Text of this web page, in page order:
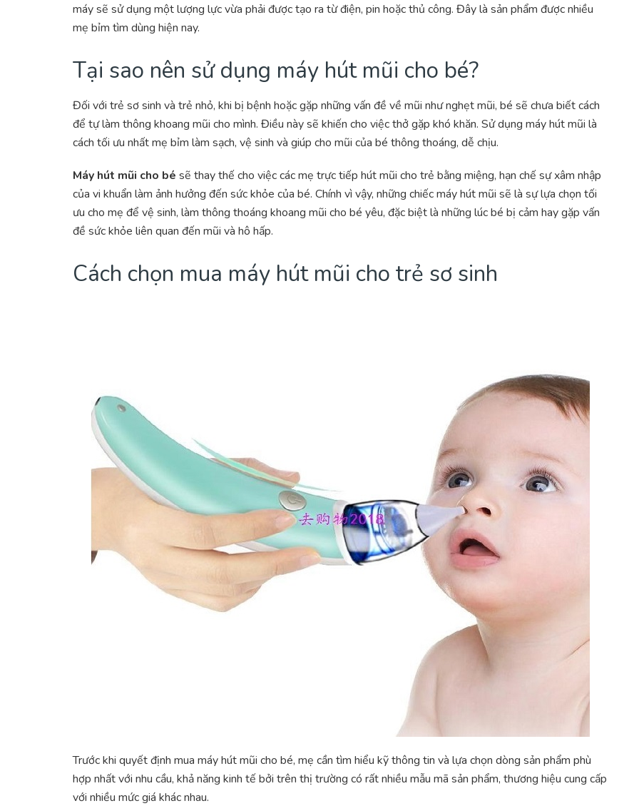
máy sẽ sử dụng một lượng lực vừa phải được tạo ra từ điện, pin hoặc thủ công. Đây là sản phẩm được nhiều
mẹ bỉm tìm dùng hiện nay.
Tại sao nên sử dụng máy hút mũi cho bé?
Đối với trẻ sơ sinh và trẻ nhỏ, khi bị bệnh hoặc gặp những vấn đề về mũi như nghẹt mũi, bé sẽ chưa biết cách
để tự làm thông khoang mũi cho mình. Điều này sẽ khiến cho việc thở gặp khó khăn. Sử dụng máy hút mũi là
cách tối ưu nhất mẹ bỉm làm sạch, vệ sinh và giúp cho mũi của bé thông thoáng, dễ chịu.
Máy hút mũi cho bé sẽ thay thế cho việc các mẹ trực tiếp hút mũi cho trẻ bằng miệng, hạn chế sự xâm nhập
của vi khuẩn làm ảnh hưởng đến sức khỏe của bé. Chính vì vậy, những chiếc máy hút mũi sẽ là sự lựa chọn tối
ưu cho mẹ để vệ sinh, làm thông thoáng khoang mũi cho bé yêu, đặc biệt là những lúc bé bị cảm hay gặp vấn
đề sức khỏe liên quan đến mũi và hô hấp.
Cách chọn mua máy hút mũi cho trẻ sơ sinh
Trước khi quyết định mua máy hút mũi cho bé, mẹ cần tìm hiểu kỹ thông tin và lựa chọn dòng sản phẩm phù
hợp nhất với nhu cầu, khả năng kinh tế bởi trên thị trường có rất nhiều mẫu mã sản phẩm, thương hiệu cung cấp
với nhiều mức giá khác nhau.